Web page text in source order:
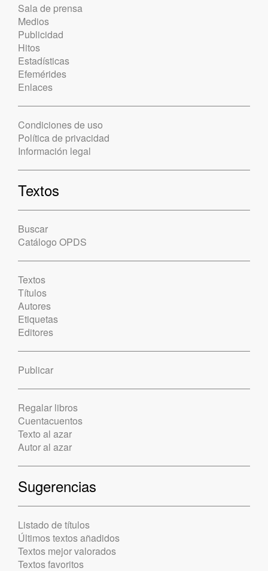
Sala de prensa
Medios
Publicidad
Hitos
Estadísticas
Efemérides
Enlaces
Condiciones de uso
Política de privacidad
Información legal
Textos
Buscar
Catálogo OPDS
Textos
Títulos
Autores
Etiquetas
Editores
Publicar
Regalar libros
Cuentacuentos
Texto al azar
Autor al azar
Sugerencias
Listado de títulos
Últimos textos añadidos
Textos mejor valorados
Textos favoritos